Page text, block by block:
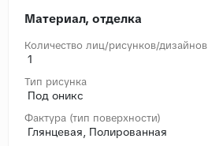
Материал, отделка
Количество лиц/рисунков/дизайнов
1
Тип рисунка
Под оникс
Фактура (тип поверхности)
Глянцевая, Полированная